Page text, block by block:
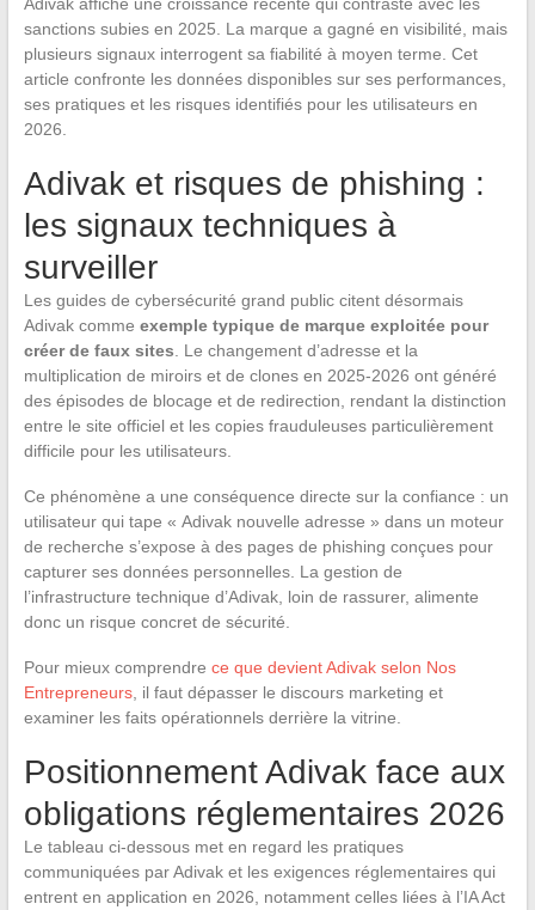
sanctions subies en 2025. La marque a gagné en visibilité, mais
plusieurs signaux interrogent sa fiabilité à moyen terme. Cet
article confronte les données disponibles sur ses performances,
ses pratiques et les risques identifiés pour les utilisateurs en
2026.
Adivak et risques de phishing :
les signaux techniques à
surveiller
Les guides de cybersécurité grand public citent désormais
Adivak comme exemple typique de marque exploitée pour
créer de faux sites . Le changement d’adresse et la
multiplication de miroirs et de clones en 2025-2026 ont généré
des épisodes de blocage et de redirection, rendant la distinction
entre le site officiel et les copies frauduleuses particulièrement
difficile pour les utilisateurs.
Ce phénomène a une conséquence directe sur la confiance : un
utilisateur qui tape « Adivak nouvelle adresse » dans un moteur
de recherche s’expose à des pages de phishing conçues pour
capturer ses données personnelles. La gestion de
l’infrastructure technique d’Adivak, loin de rassurer, alimente
donc un risque concret de sécurité.
Pour mieux comprendre ce que devient Adivak selon Nos
Entrepreneurs, il faut dépasser le discours marketing et
examiner les faits opérationnels derrière la vitrine.
Positionnement Adivak face aux
obligations réglementaires 2026
Le tableau ci-dessous met en regard les pratiques
communiquées par Adivak et les exigences réglementaires qui
entrent en application en 2026, notamment celles liées à l’IA Act